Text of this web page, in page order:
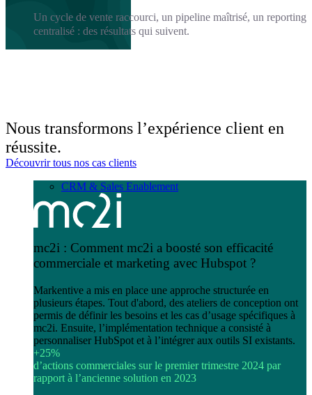
Un cycle de vente raccourci, un pipeline maîtrisé, un reporting
centralisé : des résultats qui suivent.
Nous transformons l’expérience client en
réussite.
Découvrir tous nos cas clients
CRM & Sales Enablement
mc2i : Comment mc2i a boosté son efficacité
commerciale et marketing avec Hubspot ?
Markentive a mis en place une approche structurée en
plusieurs étapes. Tout d'abord, des ateliers de conception ont
permis de définir les besoins et les cas d’usage spécifiques à
mc2i. Ensuite, l’implémentation technique a consisté à
personnaliser HubSpot et à l’intégrer aux outils SI existants.
+25%
d’actions commerciales sur le premier trimestre 2024 par
rapport à l’ancienne solution en 2023